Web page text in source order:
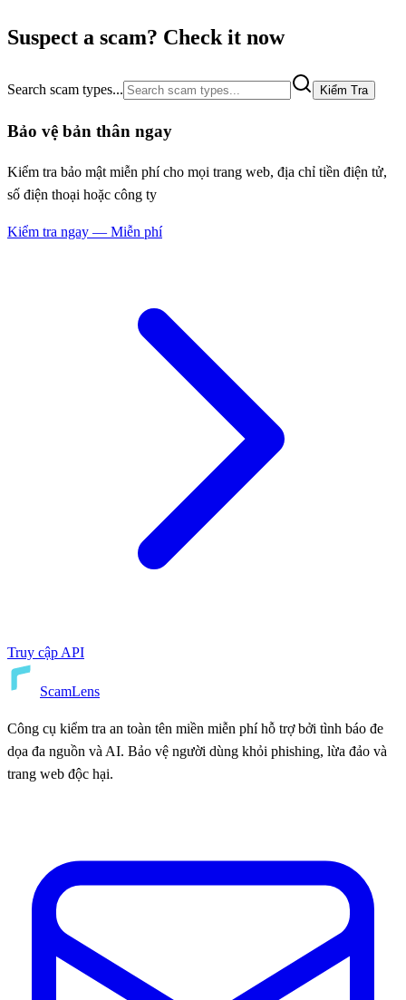
Suspect a scam? Check it now
Search scam types... Kiểm Tra
Bảo vệ bản thân ngay
Kiểm tra bảo mật miễn phí cho mọi trang web, địa chỉ tiền điện tử,
số điện thoại hoặc công ty
Kiểm tra ngay — Miễn phí
Truy cập API
ScamLens
Công cụ kiểm tra an toàn tên miền miễn phí hỗ trợ bởi tình báo đe
dọa đa nguồn và AI. Bảo vệ người dùng khỏi phishing, lừa đảo và
trang web độc hại.